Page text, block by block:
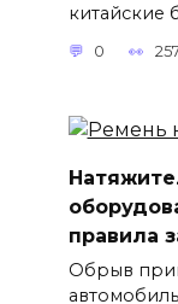
китайские
0
правила
Обрыв